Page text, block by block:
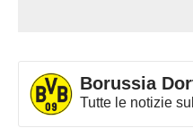
Borussia
Tutte le notizie